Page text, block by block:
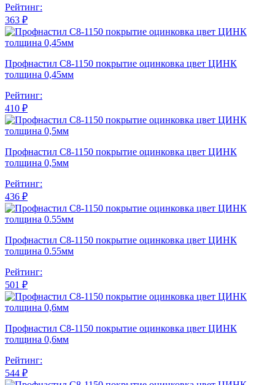
Рейтинг:
363 ₽
Профнастил С8-1150 покрытие оцинковка цвет ЦИНК
толщина 0,45мм
Рейтинг:
410 ₽
Профнастил С8-1150 покрытие оцинковка цвет ЦИНК
толщина 0,5мм
Рейтинг:
436 ₽
Профнастил С8-1150 покрытие оцинковка цвет ЦИНК
толщина 0.55мм
Рейтинг:
501 ₽
Профнастил С8-1150 покрытие оцинковка цвет ЦИНК
толщина 0,6мм
Рейтинг:
544 ₽